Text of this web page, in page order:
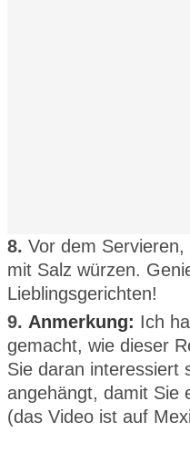
8. Vor dem
mit Salz würzen.
Lieblingsgerichten!
9. Anmerkung: Ich
gemacht, wie dieser
Sie daran interessiert
angehängt, damit Sie
(das Video ist auf